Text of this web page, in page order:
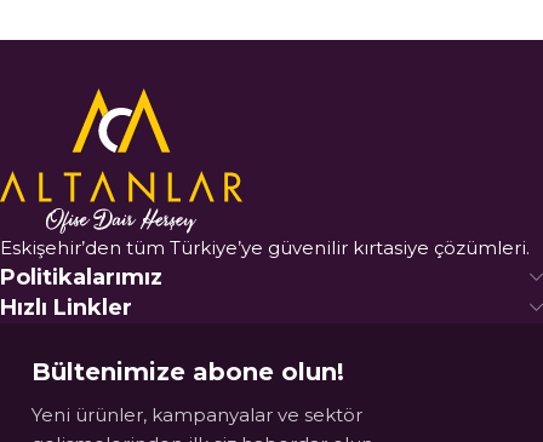
Eskişehir’den tüm Türkiye’ye güvenilir kırtasiye çözümleri.
Politikalarımız
Hızlı Linkler
Bültenimize abone olun!
Yeni ürünler, kampanyalar ve sektör